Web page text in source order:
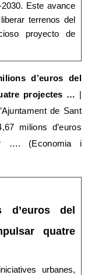
Este avance
terrenos del
proyecto de
d’euros del
projectes … |
de Sant
milions d’euros
…. (Economia i
del
quatre
urbanes,